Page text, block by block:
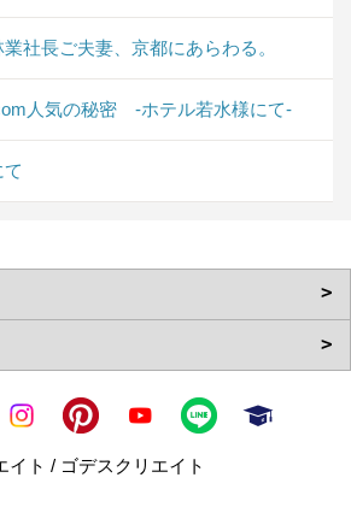
社長ご夫妻、京都にあらわる。
人気の秘密 -ホテル若水様にて-
イト / ゴデスクリエイト